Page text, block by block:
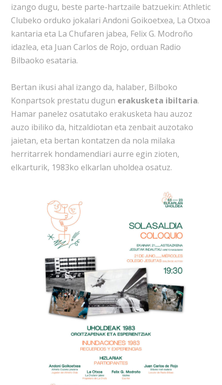
izango dugu, beste parte-hartzaile batzuekin: Athletic
Clubeko orduko jokalari Andoni Goikoetxea, La Otxoa
kantaria eta La Chufaren jabea, Felix G. Modroño
idazlea, eta Juan Carlos de Rojo, orduan Radio
Bilbaoko esataria.
Bertan ikusi ahal izango da, halaber, Bilboko
Konpartsok prestatu dugun erakusketa ibiltaria.
Hamar panelez osatutako erakusketa hau auzoz
auzo ibiliko da, hitzaldiotan eta zenbait auzotako
jaietan, eta bertan kontatzen da nola milaka
herritarrek hondamendiari aurre egin zioten,
elkarturik, 1983ko elkarlan uholdea osatuz.